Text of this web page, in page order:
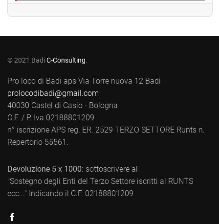
© 2021 BadiC-Consulting.
Pro loco di Badi aps Via Torre nuova 12 Badi
prolocodibadi@gmail.com
40030 Castel di Casio - Bologna
C.F. / P. Iva 02188801209
n° iscrizione APS reg. ER. 2529 TERZO SETTORE Runts n.
Repertorio 55561.
Devoluzione 5 x 1000: sottoscrivere al
"Sostegno degli Enti del Terzo Settore iscritti al RUNTS
ecc..." Indicando il C.F. 02188801209